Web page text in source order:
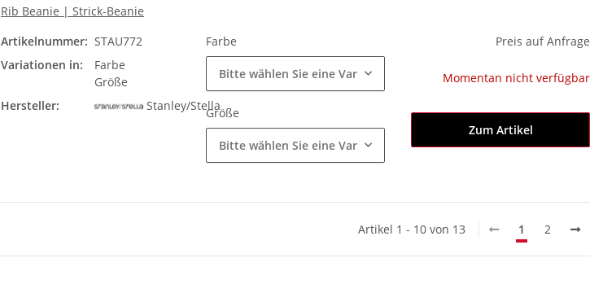
Rib Beanie | Strick-Beanie
Artikelnummer: STAU772
Variationen in:
Farbe
Größe
Hersteller:
Stanley/Stella
Farbe
Bitte wählen Sie eine Variation.
Größe
Bitte wählen Sie eine Variation.
Preis auf Anfrage
Momentan nicht verfügbar
Zum Artikel
Artikel 1 - 10 von 13 1 2